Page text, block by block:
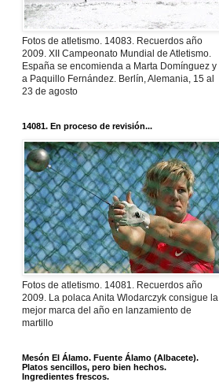
Fotos de atletismo. 14083. Recuerdos año
2009. XII Campeonato Mundial de Atletismo.
España se encomienda a Marta Domínguez y
a Paquillo Fernández. Berlín, Alemania, 15 al
23 de agosto
14081. En proceso de revisión...
Fotos de atletismo. 14081. Recuerdos año
2009. La polaca Anita Wlodarczyk consigue la
mejor marca del año en lanzamiento de
martillo
Mesón El Álamo. Fuente Álamo (Albacete).
Platos sencillos, pero bien hechos.
Ingredientes frescos.